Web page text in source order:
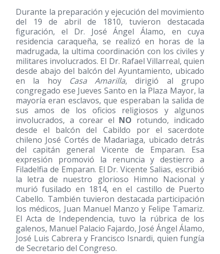
Durante la preparación y ejecución del movimiento
del 19 de abril de 1810, tuvieron destacada
figuración, el Dr. José Ángel Álamo, en cuya
residencia caraqueña, se realizó en horas de la
madrugada, la ultima coordinación con los civiles y
militares involucrados. El Dr. Rafael Villarreal, quien
desde abajo del balcón del Ayuntamiento, ubicado
en la hoy Casa Amarilla, dirigió al grupo
congregado ese Jueves Santo en la Plaza Mayor, la
mayoría eran esclavos, que esperaban la salida de
sus amos de los oficios religiosos y algunos
involucrados, a corear el NO rotundo, indicado
desde el balcón del Cabildo por el sacerdote
chileno José Cortés de Madariaga, ubicado detrás
del capitán general Vicente de Emparan. Esa
expresión promovió la renuncia y destierro a
Filadelfia de Emparan. El Dr. Vicente Salias, escribió
la letra de nuestro glorioso Himno Nacional y
murió fusilado en 1814, en el castillo de Puerto
Cabello. También tuvieron destacada participación
los médicos, Juan Manuel Manzo y Felipe Tamariz.
El Acta de Independencia, tuvo la rúbrica de los
galenos, Manuel Palacio Fajardo, José Ángel Álamo,
José Luis Cabrera y Francisco Isnardi, quien fungía
de Secretario del Congreso.